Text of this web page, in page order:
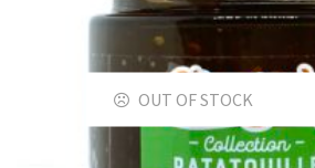
OUT OF STOCK